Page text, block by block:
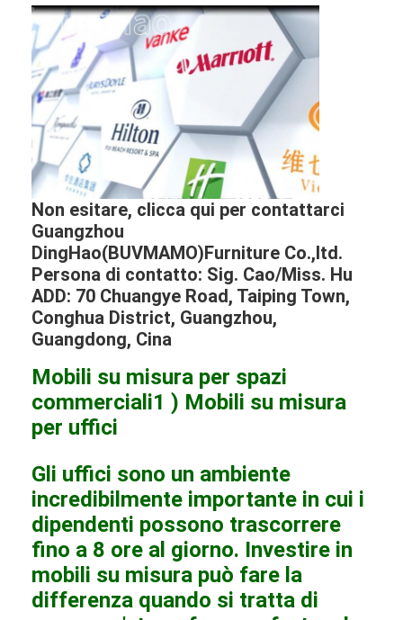
Non esitare, clicca qui per contattarci
Guangzhou
DingHao(BUVMAMO)Furniture Co.,ltd.
Persona di contatto: Sig. Cao/Miss. Hu
ADD: 70 Chuangye Road, Taiping Town,
Conghua District, Guangzhou,
Guangdong, Cina
Mobili su misura per spazi
commerciali1 ) Mobili su misura
per uffici
Gli uffici sono un ambiente
incredibilmente importante in cui i
dipendenti possono trascorrere
fino a 8 ore al giorno. Investire in
mobili su misura può fare la
differenza quando si tratta di